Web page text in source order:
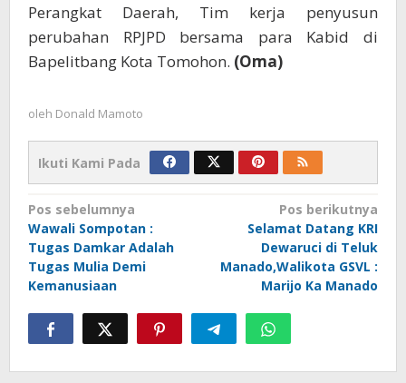
Perangkat Daerah, Tim kerja penyusun
perubahan RPJPD bersama para Kabid di
Bapelitbang Kota Tomohon. (Oma)
oleh Donald Mamoto
Ikuti Kami Pada
Navigasi
pos
Pos sebelumnya
Wawali Sompotan :
Tugas Damkar Adalah
Tugas Mulia Demi
Kemanusiaan
Pos berikutnya
Selamat Datang KRI
Dewaruci di Teluk
Manado,Walikota GSVL :
Marijo Ka Manado